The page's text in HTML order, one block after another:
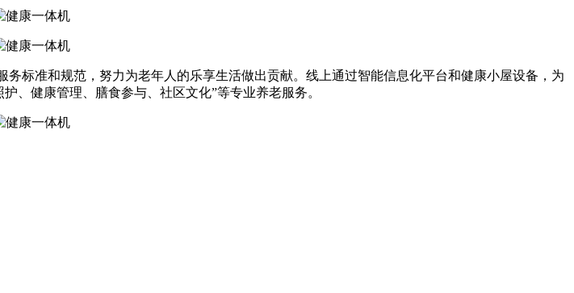
标准和规范，努力为老年人的乐享生活做出贡献。线上通过智能信息化平台和健康小屋设备，为
、健康管理、膳食参与、社区文化”等专业养老服务。